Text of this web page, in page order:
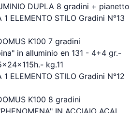
DUPLA 8 gradini + pianetto
ELEMENTO STILO Gradini N°13
K100 7 gradini
in alluminio en 131 - 4+4 gr.-
kg.11
ELEMENTO STILO Gradini N°12
K100 8 gradini
IN ACCIAIO ACAL